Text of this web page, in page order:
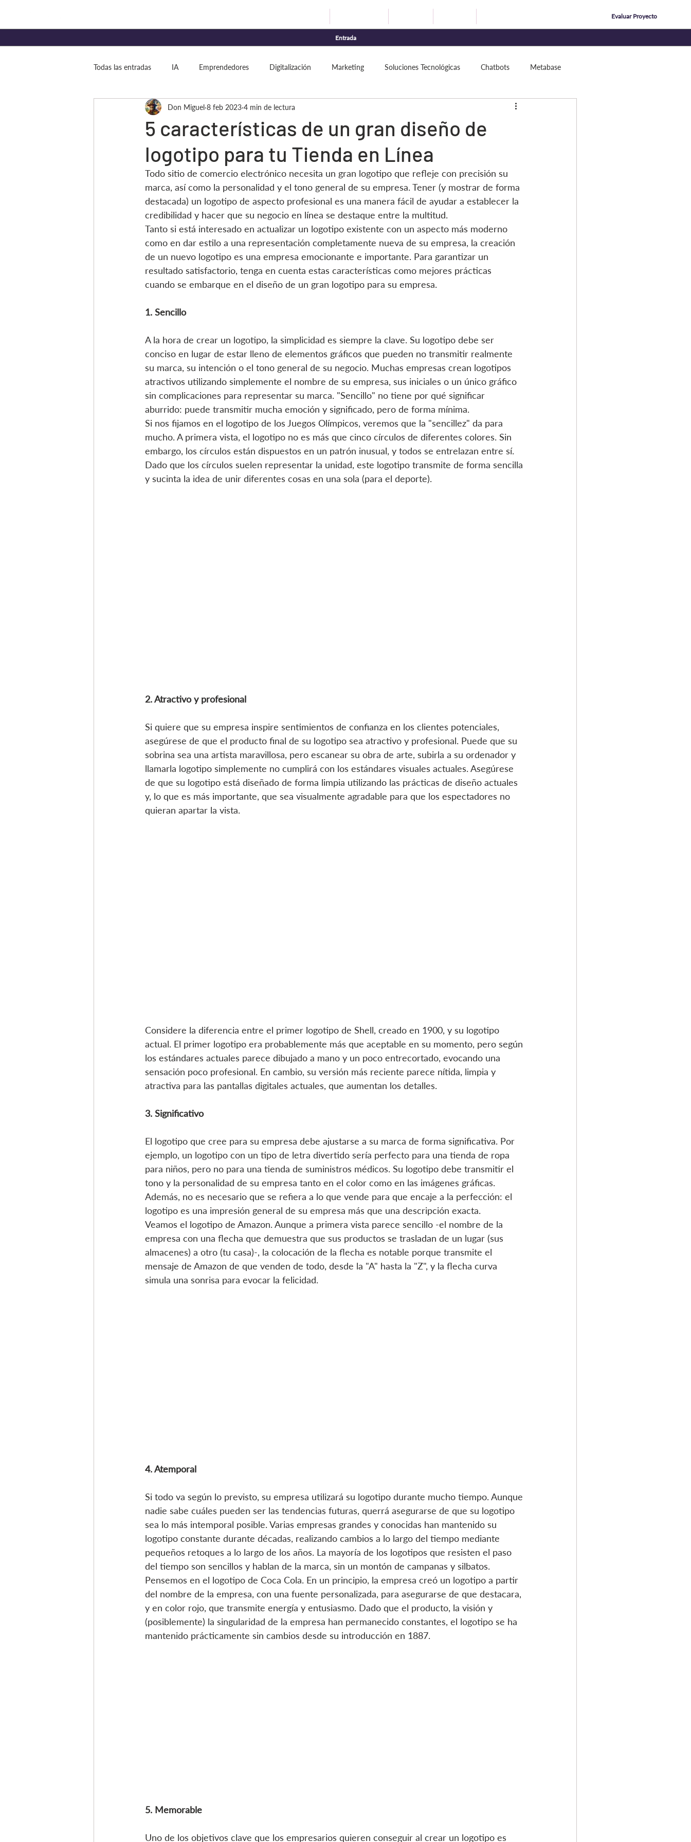
Evaluar Proyecto
Entrada
Todas las entradas IA Emprendedores Digitalización Marketing Soluciones Tecnológicas Chatbots Metabase
5 características de un gran diseño de
logotipo para tu Tienda en Línea
Don Miguel 8 feb 2023 4 min de lectura
Todo sitio de comercio electrónico necesita un gran logotipo que refleje con precisión su
marca, así como la personalidad y el tono general de su empresa. Tener (y mostrar de forma
destacada) un logotipo de aspecto profesional es una manera fácil de ayudar a establecer la
credibilidad y hacer que su negocio en línea se destaque entre la multitud.
Tanto si está interesado en actualizar un logotipo existente con un aspecto más moderno
como en dar estilo a una representación completamente nueva de su empresa, la creación
de un nuevo logotipo es una empresa emocionante e importante. Para garantizar un
resultado satisfactorio, tenga en cuenta estas características como mejores prácticas
cuando se embarque en el diseño de un gran logotipo para su empresa.
1. Sencillo
A la hora de crear un logotipo, la simplicidad es siempre la clave. Su logotipo debe ser
conciso en lugar de estar lleno de elementos gráficos que pueden no transmitir realmente
su marca, su intención o el tono general de su negocio. Muchas empresas crean logotipos
atractivos utilizando simplemente el nombre de su empresa, sus iniciales o un único gráfico
sin complicaciones para representar su marca. "Sencillo" no tiene por qué significar
aburrido: puede transmitir mucha emoción y significado, pero de forma mínima.
Si nos fijamos en el logotipo de los Juegos Olímpicos, veremos que la "sencillez" da para
mucho. A primera vista, el logotipo no es más que cinco círculos de diferentes colores. Sin
embargo, los círculos están dispuestos en un patrón inusual, y todos se entrelazan entre sí.
Dado que los círculos suelen representar la unidad, este logotipo transmite de forma sencilla
y sucinta la idea de unir diferentes cosas en una sola (para el deporte).
2. Atractivo y profesional
Si quiere que su empresa inspire sentimientos de confianza en los clientes potenciales,
asegúrese de que el producto final de su logotipo sea atractivo y profesional. Puede que su
sobrina sea una artista maravillosa, pero escanear su obra de arte, subirla a su ordenador y
llamarla logotipo simplemente no cumplirá con los estándares visuales actuales. Asegúrese
de que su logotipo está diseñado de forma limpia utilizando las prácticas de diseño actuales
y, lo que es más importante, que sea visualmente agradable para que los espectadores no
quieran apartar la vista.
Considere la diferencia entre el primer logotipo de Shell, creado en 1900, y su logotipo
actual. El primer logotipo era probablemente más que aceptable en su momento, pero según
los estándares actuales parece dibujado a mano y un poco entrecortado, evocando una
sensación poco profesional. En cambio, su versión más reciente parece nítida, limpia y
atractiva para las pantallas digitales actuales, que aumentan los detalles.
3. Significativo
El logotipo que cree para su empresa debe ajustarse a su marca de forma significativa. Por
ejemplo, un logotipo con un tipo de letra divertido sería perfecto para una tienda de ropa
para niños, pero no para una tienda de suministros médicos. Su logotipo debe transmitir el
tono y la personalidad de su empresa tanto en el color como en las imágenes gráficas.
Además, no es necesario que se refiera a lo que vende para que encaje a la perfección: el
logotipo es una impresión general de su empresa más que una descripción exacta.
Veamos el logotipo de Amazon. Aunque a primera vista parece sencillo -el nombre de la
empresa con una flecha que demuestra que sus productos se trasladan de un lugar (sus
almacenes) a otro (tu casa)-, la colocación de la flecha es notable porque transmite el
mensaje de Amazon de que venden de todo, desde la "A" hasta la "Z", y la flecha curva
simula una sonrisa para evocar la felicidad.
4. Atemporal
Si todo va según lo previsto, su empresa utilizará su logotipo durante mucho tiempo. Aunque
nadie sabe cuáles pueden ser las tendencias futuras, querrá asegurarse de que su logotipo
sea lo más intemporal posible. Varias empresas grandes y conocidas han mantenido su
logotipo constante durante décadas, realizando cambios a lo largo del tiempo mediante
pequeños retoques a lo largo de los años. La mayoría de los logotipos que resisten el paso
del tiempo son sencillos y hablan de la marca, sin un montón de campanas y silbatos.
Pensemos en el logotipo de Coca Cola. En un principio, la empresa creó un logotipo a partir
del nombre de la empresa, con una fuente personalizada, para asegurarse de que destacara,
y en color rojo, que transmite energía y entusiasmo. Dado que el producto, la visión y
(posiblemente) la singularidad de la empresa han permanecido constantes, el logotipo se ha
mantenido prácticamente sin cambios desde su introducción en 1887.
5. Memorable
Uno de los objetivos clave que los empresarios quieren conseguir al crear un logotipo es